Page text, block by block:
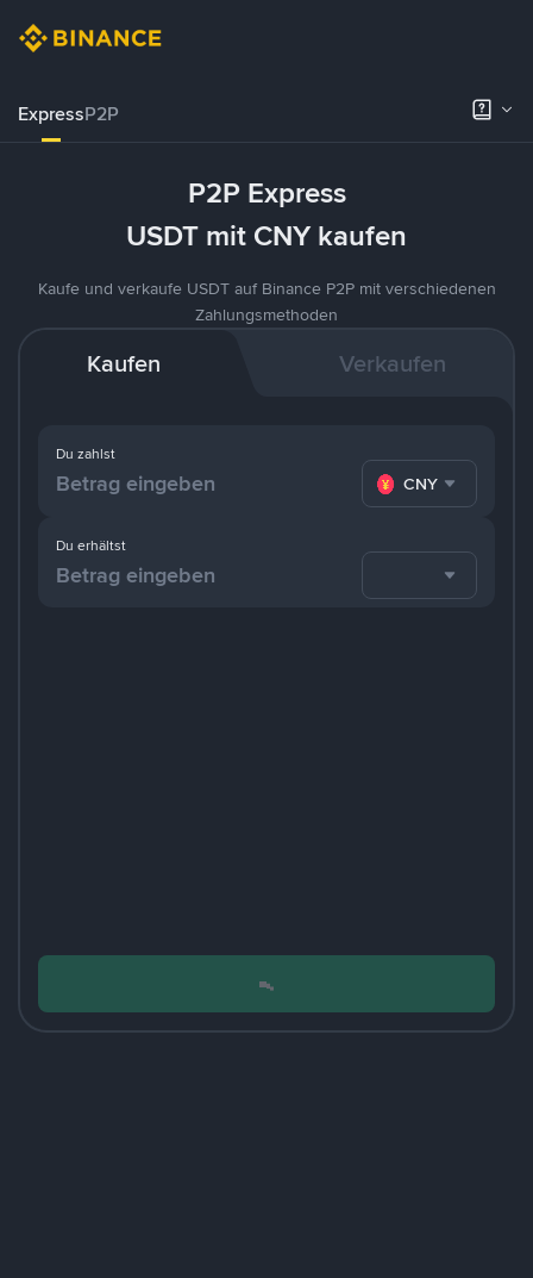
ExpressP2P
P2P Express
USDT mit CNY kaufen
Kaufe und verkaufe USDT auf Binance P2P mit verschiedenen
Zahlungsmethoden
Kaufen Verkaufen
Du zahlst
CNY
Du erhältst